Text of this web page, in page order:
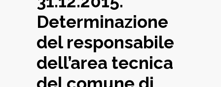
Determinazione
del responsabile
dell’area tecnica